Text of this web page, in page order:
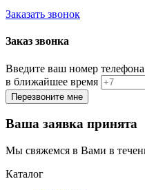
Заказать звонок
Заказ звонка
Введите ваш номер
в ближайшее время
Ваша заявка принята
Мы свяжемся в Вами в
Каталог